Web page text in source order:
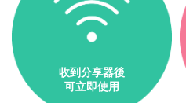
收到分享器後
可立即使用